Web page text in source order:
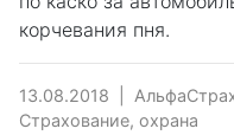
корчевания пня.
13.08.2018
Страхование, охрана